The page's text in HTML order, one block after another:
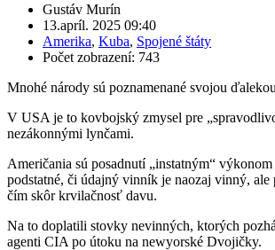
Gustáv Murín
13.apríl. 2025 09:40
Amerika, Kuba, Spojené štáty
Počet zobrazení: 743
Mnohé národy sú poznamenané svojou
V USA je to kovbojský zmysel pre
nezákonnými lynčami.
Američania sú posadnutí „instatným“
podstatné, či údajný vinník je naozaj vinný,
čím skôr krvilačnosť davu.
Na to doplatili stovky nevinných, ktorých
agenti CIA po útoku na newyorské Dvojičky.